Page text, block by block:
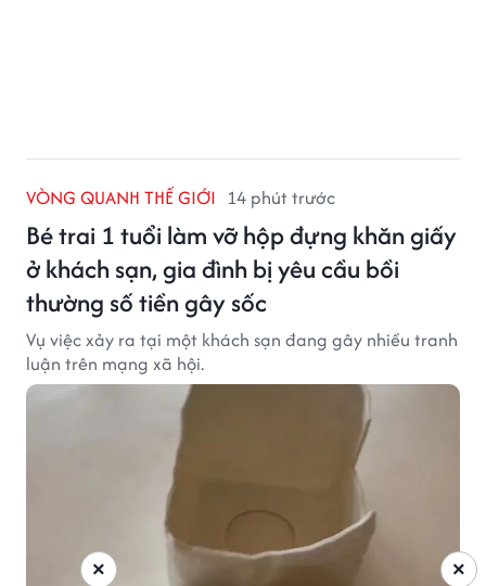
VÒNG QUANH THẾ GIỚI 14 phút trước
Bé trai 1 tuổi làm vỡ hộp đựng khăn giấy
ở khách sạn, gia đình bị yêu cầu bồi
thường số tiền gây sốc
Vụ việc xảy ra tại một khách sạn đang gây nhiều tranh
luận trên mạng xã hội.
×
×